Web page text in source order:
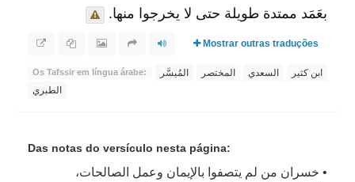
بعَمَد ممتدة طويلة حتى لا يخرجوا منها.
Mostrar outras traduções
Os Tafssir em língua árabe: المُيسَّر المختصر السعدي
ابن كثير
الطبري
Das notas do versículo nesta página:
• خسران من لم يتصفوا بالإيمان وعمل الصالحات،